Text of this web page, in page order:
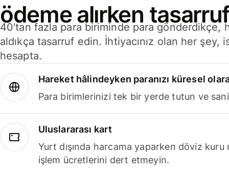
ödeme alırken
40'tan fazla para biriminde para gönderdikçe,
aldıkça tasarruf edin. İhtiyacınız olan her
hesapta.
Hareket hâlindeyken paranızı küresel
Para birimlerinizi tek bir yerde tutun ve
Uluslararası kart
Yurt dışında harcama yaparken döviz kuru
işlem ücretlerini dert etmeyin.